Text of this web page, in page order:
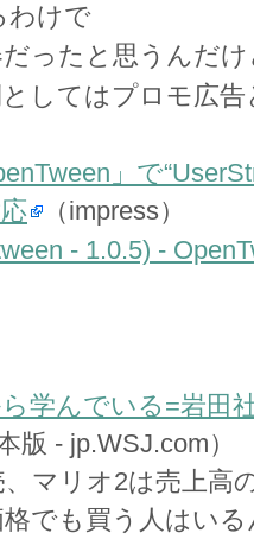
わけで
ったと思うんだ
してはプロモ広
」で
（impress）
- 1.0.5) -
学んでいる=岩田
版 - jp.WSJ.com）
マリオ2は売上高
でも買う人はい